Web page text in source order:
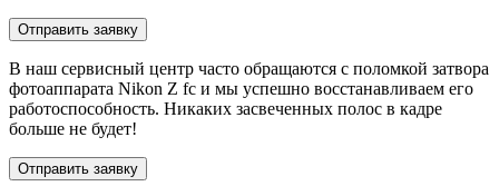
Отправить заявку
В наш сервисный центр часто обращаются с поломкой затвора
фотоаппарата Nikon Z fc и мы успешно восстанавливаем его
работоспособность. Никаких засвеченных полос в кадре
больше не будет!
Отправить заявку